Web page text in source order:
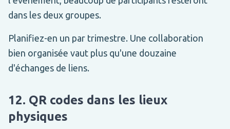
dans les deux groupes.
Planifiez-en un par trimestre. Une collaboration
bien organisée vaut plus qu'une douzaine
d'échanges de liens.
12. QR codes dans les lieux
physiques